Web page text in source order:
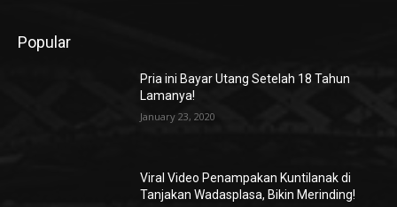
Popular
Pria ini Bayar Utang Setelah 18 Tahun
Lamanya!
January 23, 2020
Viral Video Penampakan Kuntilanak di
Tanjakan Wadasplasa, Bikin Merinding!